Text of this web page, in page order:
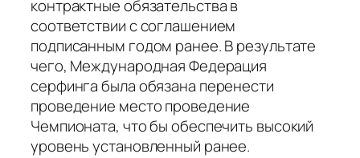
контрактные обязательства в
соответствии с соглашением
подписанным годом ранее. В результате
чего, Международная Федерация
серфинга была обязана перенести
проведение место проведение
Чемпионата, что бы обеспечить высокий
уровень установленный ранее.